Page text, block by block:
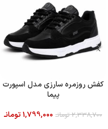
کفش روزمره سارزی مدل اسپورت
پیما
2,338,700تومانـ 1,799,000تومانـ